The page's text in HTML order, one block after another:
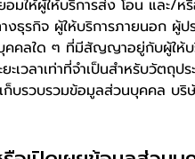
มให้ผู้ให้บริการส่ง โอน และ/
ธุรกิจ ผู้ให้บริการภายนอก ผู้ป
คลใด ๆ ที่มีสัญญาอยู่กับผู้ให้บ
เวลาเท่าที่จำเป็นสำหรับวัตถุ
บรวบรวมข้อมูลส่วนบุคคล บริษั